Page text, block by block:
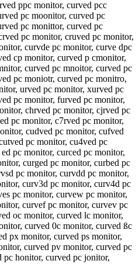
ppc monitor, curved pcc
pc moonitor, curved pc
pc monittor, curved pc
pc monitor, cruved pc monitor,
curvde pc monitor, curve dpc
cp monitor, curved p cmonitor,
curved pc mnoitor, curved pc
pc moniotr, curved pc monitro,
urved pc monitor, xurved pc
pc monitor, furved pc monitor,
chrved pc monitor, cjrved pc
pc monitor, c7rved pc monitor,
cudved pc monitor, cufved
pc monitor, cu4ved pc
pc monitor, curced pc monitor,
curged pc monitor, curbed pc
pc monitor, curvdd pc monitor,
curv3d pc monitor, curv4d pc
pc monitor, curvew pc monitor,
curvef pc monitor, curvev pc
oc monitor, curved lc monitor,
curved 0c monitor, curved ßc
px monitor, curved ps monitor,
curved pv monitor, curved pc
honitor, curved pc jonitor,